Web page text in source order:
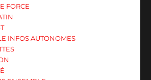
FORCE
INFOS AUTONOMES